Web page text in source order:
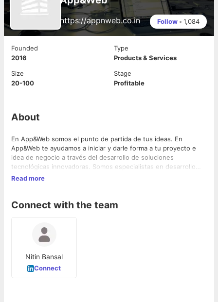
https://appnweb.co.in Follow • 1,084
Founded
2016
Type
Products & Services
Size
20-100
Stage
Profitable
About
En App&Web somos el punto de partida de tus ideas. En
App&Web te ayudamos a iniciar y darle forma a tu proyecto e
idea de negocio a través del desarrollo de soluciones
tecnológicas innovadoras. Somos especialistas en desarrollo
web a medida, desarrollo...
Read more
Connect with the team
Nitin Bansal
Connect